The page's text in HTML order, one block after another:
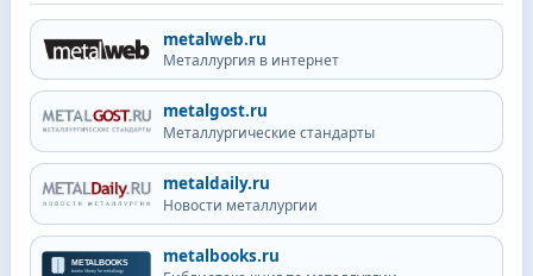
metalweb.ru
Металлургия в интернет
metalgost.ru
Металлургические стандарты
metaldaily.ru
Новости металлургии
metalbooks.ru